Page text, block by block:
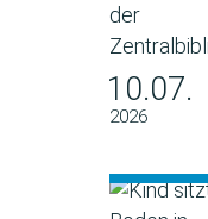
10.07.
2026